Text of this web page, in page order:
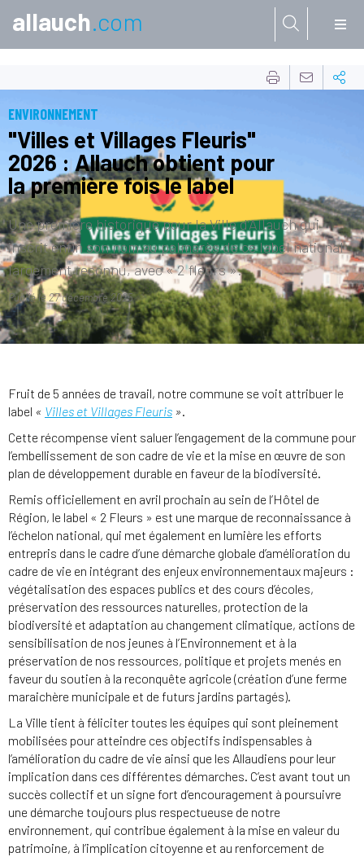
allauch.com
ENVIRONNEMENT
"Villes et Villages Fleuris"
2026 : Allauch obtient pour
la première fois le label
Une première historique pour la Ville d’Allauch qui
inscrit enfin son nom au palmarès de ce label national
largement reconnu, avec « 2 fleurs ».
Publié le27 décembre 2025
Fruit de 5 années de travail, notre commune se voit attribuer le
label « Villes et Villages Fleuris ».
Cette récompense vient saluer l’engagement de la commune pour
l’embellissement de son cadre de vie et la mise en œuvre de son
plan de développement durable en faveur de la biodiversité.
Remis officiellement en avril prochain au sein de l’Hôtel de
Région, le label « 2 Fleurs » est une marque de reconnaissance à
l’échelon national, qui met également en lumière les efforts
entrepris dans le cadre d’une démarche globale d’amélioration du
cadre de vie en intégrant des enjeux environnementaux majeurs :
végétalisation des espaces publics et des cours d’écoles,
préservation des ressources naturelles, protection de la
biodiversité et adaptation au changement climatique, actions de
sensibilisation de nos jeunes à l’Environnement et à la
préservation de nos ressources, politique et projets menés en
faveur du soutien à la reconquête agricole (création d’une ferme
maraichère municipale et de futurs jardins partagés).
La Ville tient à féliciter toutes les équipes qui sont pleinement
mobilisées pour atteindre ces objectifs indispensables à
l’amélioration du cadre de vie ainsi que les Allaudiens pour leur
implication dans ces différentes démarches. C’est avant tout un
succès collectif et un signe fort d’encouragement à poursuivre
une démarche toujours plus respectueuse de notre
environnement, qui contribue également à la mise en valeur du
patrimoine, à l’implication citoyenne et au renforcement de